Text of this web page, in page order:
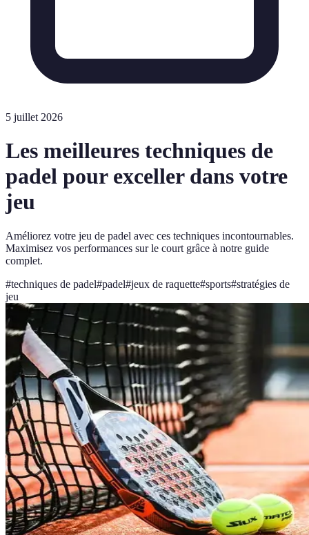
5 juillet 2026
Les meilleures techniques de
padel pour exceller dans votre
jeu
Améliorez votre jeu de padel avec ces techniques incontournables.
Maximisez vos performances sur le court grâce à notre guide
complet.
#techniques de padel#padel#jeux de raquette#sports#stratégies de
jeu